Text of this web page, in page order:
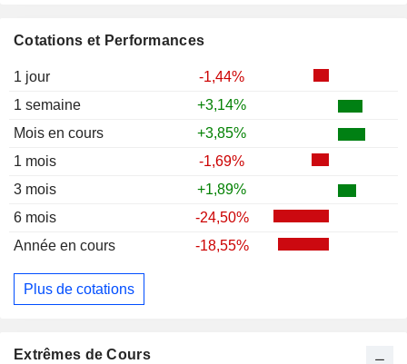
Cotations et Performances
1 jour
-1,44%
1 semaine
+3,14%
Mois en cours
+3,85%
1 mois
-1,69%
3 mois
+1,89%
6 mois
-24,50%
Année en cours
-18,55%
Plus de cotations
Extrêmes de Cours